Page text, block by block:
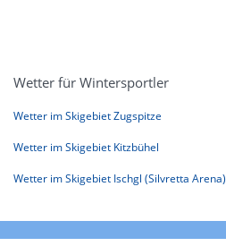
Wetter für Wintersportler
Wetter im Skigebiet Zugspitze
Wetter im Skigebiet Kitzbühel
Wetter im Skigebiet Ischgl (Silvretta Arena)